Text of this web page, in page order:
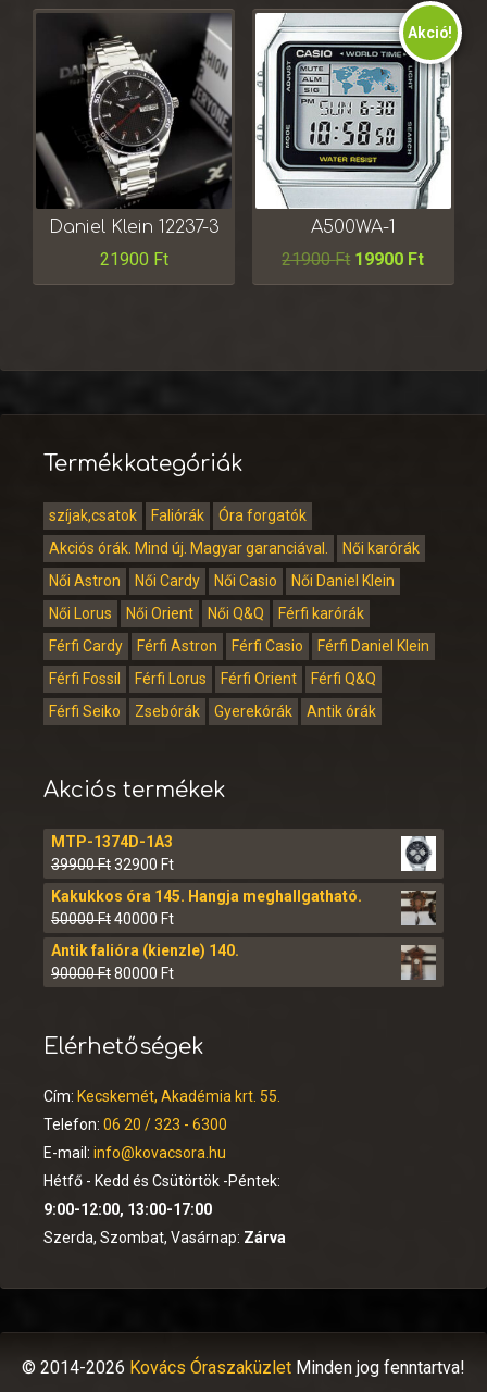
Daniel Klein 12237-3
21900 Ft
Akció!
A500WA-1
21900Ft 19900 Ft
Termékkategóriák
szíjak,csatok Faliórák
Óra forgatók
Akciós órák. Mind új. Magyar garanciával.
Női karórák
Női Astron
Női Cardy Női Casio
Női Daniel Klein
Női Lorus
Női Orient Női Q&Q
Férfi karórák
Férfi Cardy
Férfi Astron Férfi Casio
Férfi Daniel Klein
Férfi Fossil
Férfi Lorus Férfi Orient
Férfi Q&Q
Férfi Seiko
Zsebórák Gyerekórák Antik órák
Akciós termékek
MTP-1374D-1A3
39900Ft32900 Ft
Kakukkos óra 145. Hangja meghallgatható.
50000Ft40000 Ft
Antik falióra (kienzle) 140.
90000Ft80000 Ft
Elérhetőségek
Cím: Kecskemét, Akadémia krt. 55.
Telefon: 06 20 / 323 - 6300
E-mail: info@kovacsora.hu
Hétfő - Kedd és Csütörtök -Péntek:
9:00-12:00, 13:00-17:00
Szerda, Szombat, Vasárnap: Zárva
© 2014-2026 Kovács Óraszaküzlet Minden jog fenntartva!